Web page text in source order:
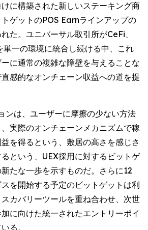
に構築された新しいステーキング商
ゲットのPOS Earnラインアップの
た。ユニバーサル取引所がCeFi、
単一の環境に統合し続ける中、これ
に通常の複雑な障壁を与えることな
感的なオンチェーン収益への道を提
ンは、ユーザーに摩擦の少ない方法
実際のオンチェーンメカニズムで稼
を得るという、敷居の高さを感じさ
という、UEX採用に対するビットゲ
たな一歩を示すものだ。さらに12
を開始する予定のビットゲットは利
カバリーツールを重ね合わせ、次世
に向けた統一されたエントリーポイ
る。